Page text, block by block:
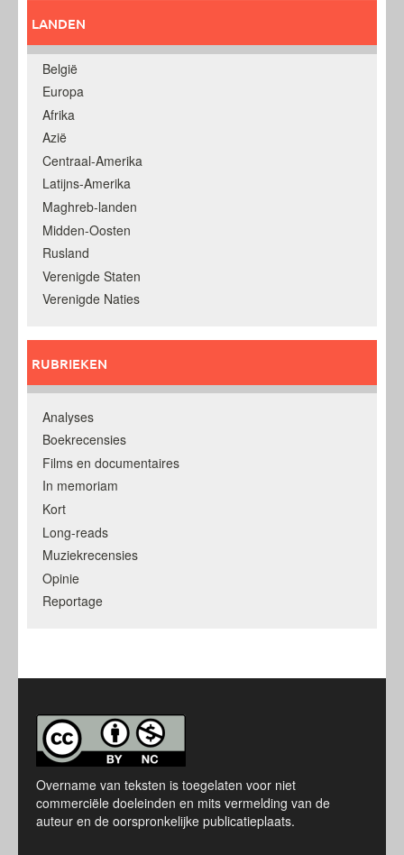
LANDEN
België
Europa
Afrika
Azië
Centraal-Amerika
Latijns-Amerika
Maghreb-landen
Midden-Oosten
Rusland
Verenigde Staten
Verenigde Naties
RUBRIEKEN
Analyses
Boekrecensies
Films en documentaires
In memoriam
Kort
Long-reads
Muziekrecensies
Opinie
Reportage
Overname van teksten is toegelaten voor niet
commerciële doeleinden en mits vermelding van de
auteur en de oorspronkelijke publicatieplaats.